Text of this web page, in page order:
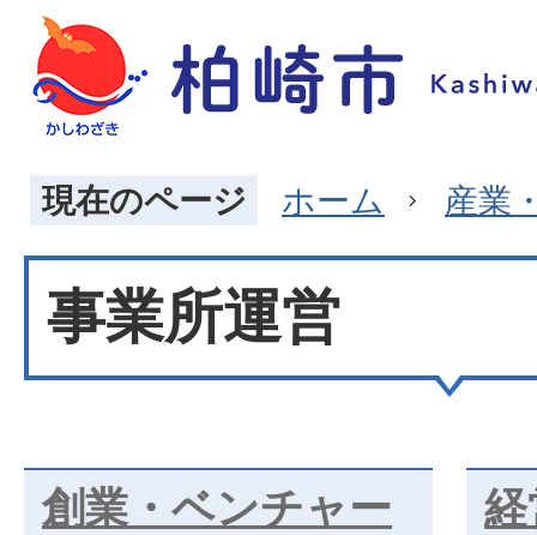
現在のページ ホーム 産業
事業所運営
創業・ベンチャー